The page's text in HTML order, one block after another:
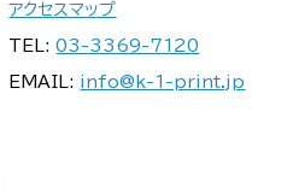
アクセスマップ
TEL:03-3369-7120
EMAIL: info@k-1-print.jp